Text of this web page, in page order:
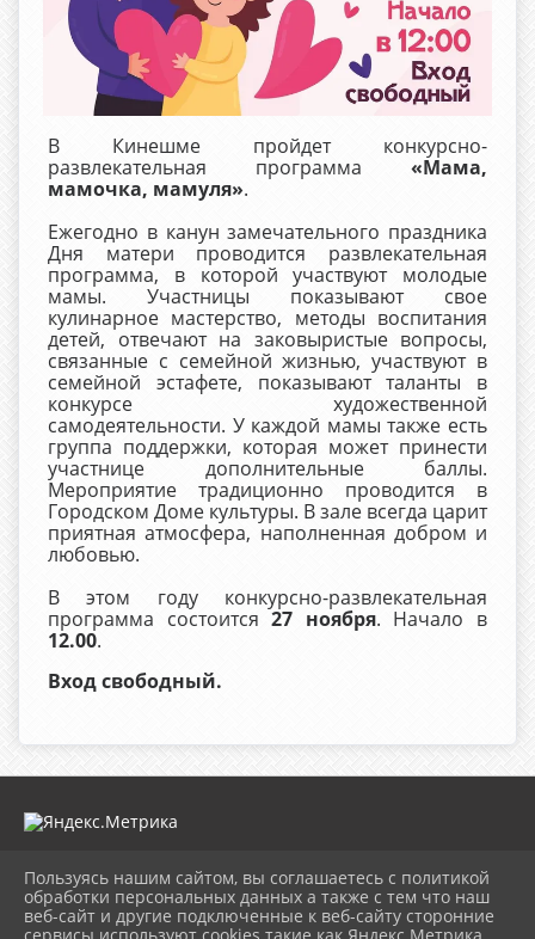
В Кинешме пройдет конкурсно-
развлекательная программа «Мама,
мамочка, мамуля».
Ежегодно в канун замечательного праздника
Дня матери проводится развлекательная
программа, в которой участвуют молодые
мамы. Участницы показывают свое
кулинарное мастерство, методы воспитания
детей, отвечают на заковыристые вопросы,
связанные с семейной жизнью, участвуют в
семейной эстафете, показывают таланты в
конкурсе художественной
самодеятельности. У каждой мамы также есть
группа поддержки, которая может принести
участнице дополнительные баллы.
Мероприятие традиционно проводится в
Городском Доме культуры. В зале всегда царит
приятная атмосфера, наполненная добром и
любовью.
В этом году конкурсно-развлекательная
программа состоится27 ноября. Начало в
12.00.
Вход свободный.
2026 г. mugdk.ru
Вход
Карта сайта
Пользуясь нашим сайтом, вы соглашаетесь с политикой
обработки персональных данных а также с тем что наш
веб-сайт и другие подключенные к веб-сайту сторонние